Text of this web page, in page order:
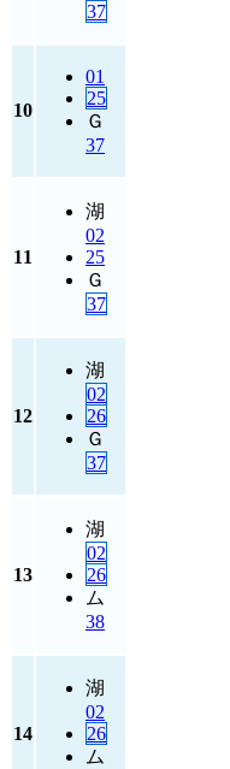
37
10
01
25
Ｇ
37
11
湖
02
25
Ｇ
37
12
湖
02
26
Ｇ
37
13
湖
02
26
ム
38
14
湖
02
26
ム